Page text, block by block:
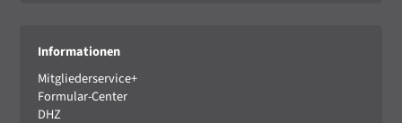
Informationen
Mitgliederservice+
Formular-Center
DHZ